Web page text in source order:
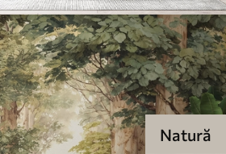
Natură